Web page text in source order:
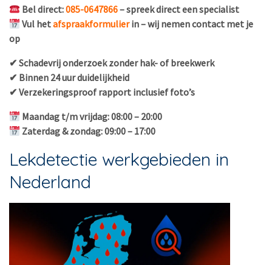
Bel direct:085-0647866– spreek direct een specialist
Vul hetafspraakformulierin – wij nemen contact met je
op
✔ Schadevrij onderzoek zonder hak- of breekwerk
✔ Binnen 24 uur duidelijkheid
✔ Verzekeringsproof rapport inclusief foto’s
Maandag t/m vrijdag: 08:00 – 20:00
Zaterdag & zondag: 09:00 – 17:00
Lekdetectie werkgebieden in
Nederland